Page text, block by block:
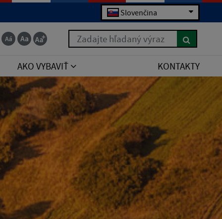
Slovenčina
Zadajte hľadaný výraz
AKO VYBAVIŤ KONTAKTY